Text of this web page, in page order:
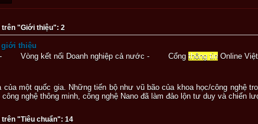
trên "Giới thiệu": 2
giới thiệu
- Vòng kết nối Doanh nghiệp cả nước - Cổng thông tin Online
của một quốc gia. Những tiến bộ như vũ bão của khoa học/công nghệ
công nghệ thông minh, công nghệ Nano đã làm đảo lộn tư duy và chiến
"Tiêu chuẩn": 14